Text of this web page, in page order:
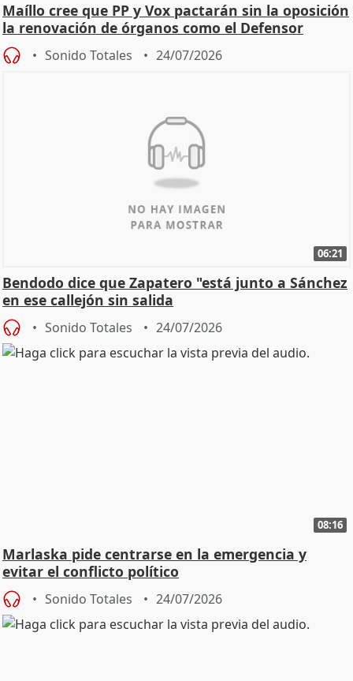
Maíllo cree que PP y Vox pactarán sin la oposición
la renovación de órganos como el Defensor
Sonido Totales 24/07/2026
06:21
Bendodo dice que Zapatero "está junto a Sánchez
en ese callejón sin salida
Sonido Totales 24/07/2026
08:16
Marlaska pide centrarse en la emergencia y
evitar el conflicto político
Sonido Totales 24/07/2026